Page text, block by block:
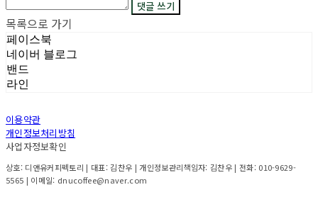
댓글 쓰기
목록으로 가기
페이스북
네이버 블로그
밴드
라인
이용약관
개인정보처리방침
사업자정보확인
상호: 디앤유커피펙토리 | 대표: 김찬우 | 개인정보관리책임자: 김찬우 | 전화: 010-9629-
5565 | 이메일: dnucoffee@naver.com